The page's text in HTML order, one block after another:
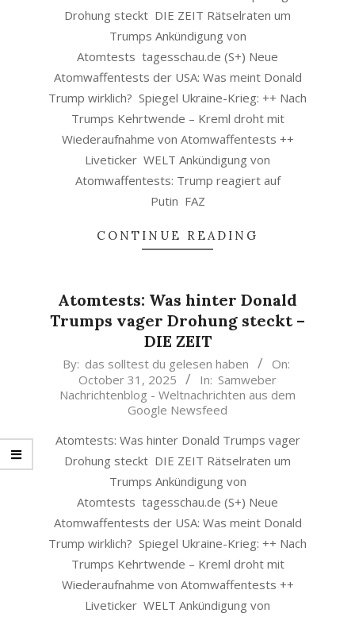
Drohung steckt DIE ZEIT Rätselraten um
Trumps Ankündigung von
Atomtests tagesschau.de (S+) Neue
Atomwaffentests der USA: Was meint Donald
Trump wirklich? Spiegel Ukraine-Krieg: ++ Nach
Trumps Kehrtwende – Kreml droht mit
Wiederaufnahme von Atomwaffentests ++
Liveticker WELT Ankündigung von
Atomwaffentests: Trump reagiert auf
Putin FAZ
CONTINUE READING
Atomtests: Was hinter Donald
Trumps vager Drohung steckt –
DIE ZEIT
2025-
31
By: das solltest du gelesen haben
On:
October 31, 2025
In: Samweber
Nachrichtenblog - Weltnachrichten aus dem
Google Newsfeed
Atomtests: Was hinter Donald Trumps vager
Drohung steckt DIE ZEIT Rätselraten um
Trumps Ankündigung von
Atomtests tagesschau.de (S+) Neue
Atomwaffentests der USA: Was meint Donald
Trump wirklich? Spiegel Ukraine-Krieg: ++ Nach
Trumps Kehrtwende – Kreml droht mit
Wiederaufnahme von Atomwaffentests ++
Liveticker WELT Ankündigung von